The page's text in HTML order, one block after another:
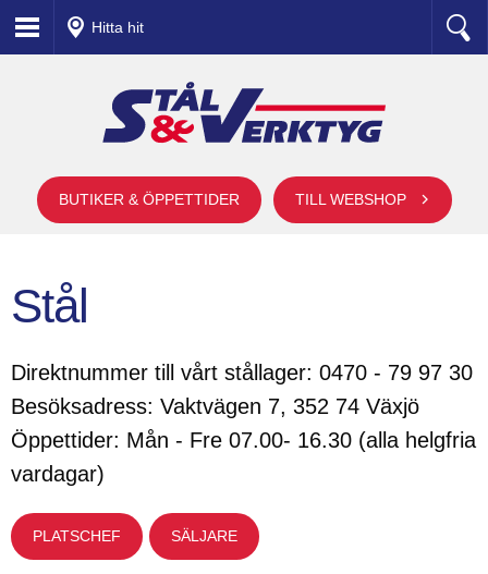
Hitta hit
BUTIKER & ÖPPETTIDER TILL WEBSHOP
Stål
Direktnummer till vårt stållager: 0470 - 79 97 30
Besöksadress: Vaktvägen 7, 352 74 Växjö
Öppettider: Mån - Fre 07.00- 16.30 (alla helgfria
vardagar)
PLATSCHEF SÄLJARE